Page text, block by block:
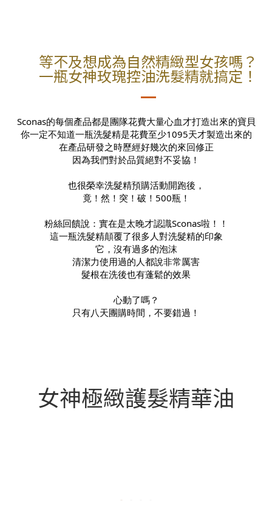
等不及想成為自然精緻型女孩嗎？
一瓶女神玫瑰控油洗髮精就搞定！
Sconas的每個產品都是團隊花費大量心血才打造出來的寶貝
你一定不知道一瓶洗髮精是花費至少1095天才製造出來的
在產品研發之時歷經好幾次的來回修正
因為我們對於品質絕對不妥協！
也很榮幸洗髮精預購活動開跑後，
竟！然！突！破！500瓶！
粉絲回饋說：實在是太晚才認識Sconas啦！！
這一瓶洗髮精顛覆了很多人對洗髮精的印象
它，沒有過多的泡沫
清潔力使用過的人都說非常厲害
髮根在洗後也有蓬鬆的效果
心動了嗎？
只有八天團購時間，不要錯過！
女神極緻護髮精華油